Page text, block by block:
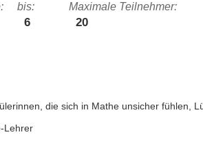
bis:
6
Maximale Teilnehmer:
20
die sich in Mathe unsicher fühlen,
Lehrer